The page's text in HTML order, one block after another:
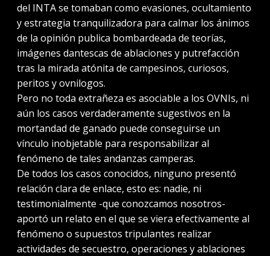
del INTA se tomaban como evasiones, ocultamiento
y estrategia tranquilizadora para calmar los ánimos
de la opinión publica bombardeada de teorías,
imágenes dantescas de ablaciones y putrefacción
tras la mirada atónita de campesinos, curiosos,
peritos y ovnilogos.
Pero no toda extrañeza es asociable a los OVNIs, ni
aún los casos verdaderamente sugestivos en la
mortandad de ganado puede conseguirse un
vínculo inobjetable para responsabilizar al
fenómeno de tales andanzas camperas.
De todos los casos conocidos, ninguno presentó
relación clara de enlace, esto es: nadie, ni
testimonialmente -que conozcamos nosotros-
aportó un relato en el que se viera efectivamente al
fenómeno o supuestos tripulantes realizar
actividades de secuestro, operaciones y ablaciones